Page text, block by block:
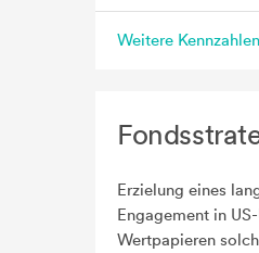
Weitere Kennzahlen
Erzielung eines
Engagement in
Wertpapieren